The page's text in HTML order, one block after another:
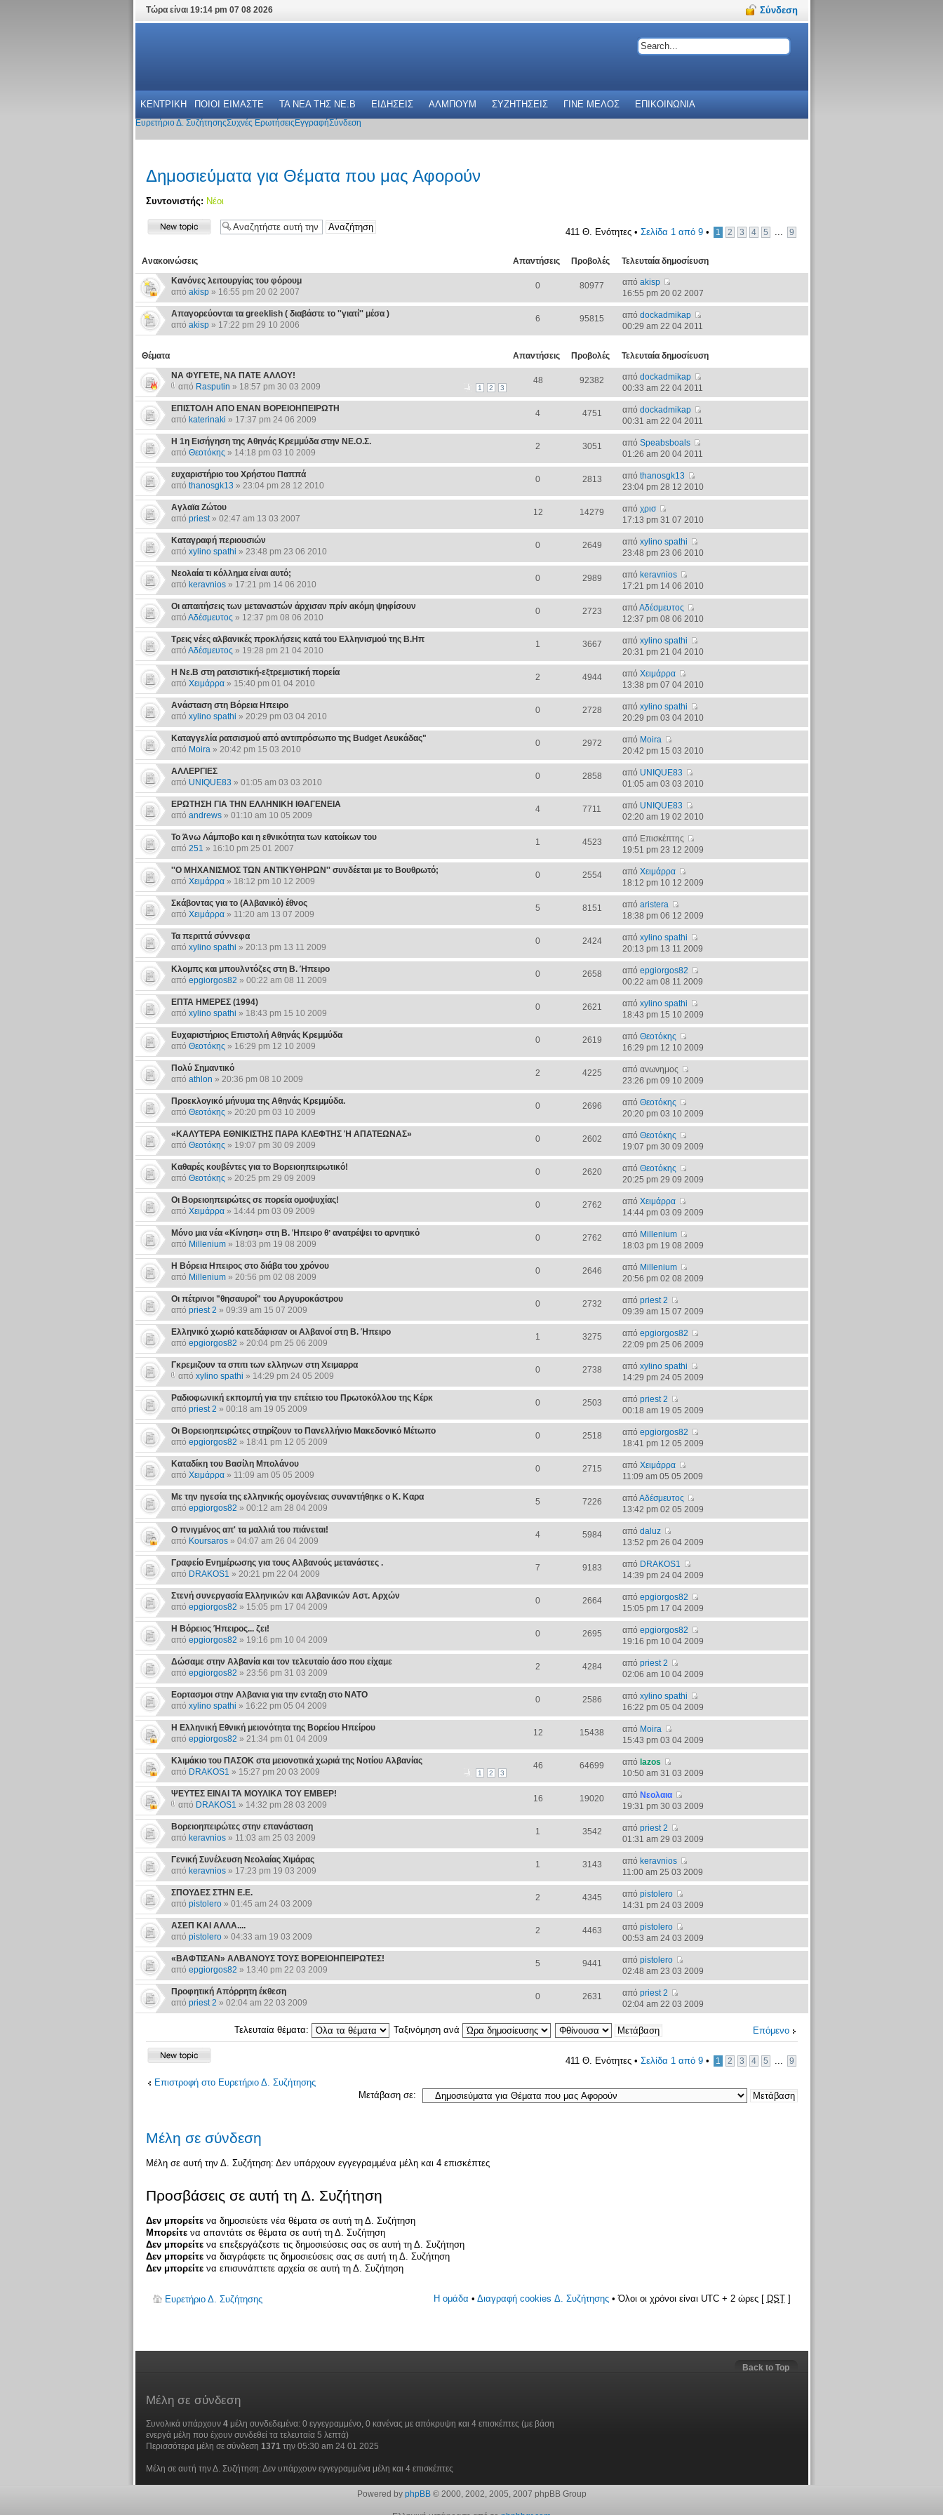
Τώρα είναι 19:14 pm 07 08 2026 Σύνδεση
ΚΕΝΤΡΙΚΗ ΠΟΙΟΙ ΕΙΜΑΣΤΕ ΤΑ ΝΕΑ THΣ NE.B ΕΙΔΗΣΕΙΣ ΑΛΜΠΟΥΜ ΣΥΖΗΤΗΣΕΙΣ ΓΙΝΕ ΜΕΛΟΣ ΕΠΙΚΟΙΝΩΝΙΑ
Ευρετήριο Δ. ΣυζήτησηςΣυχνές Ερωτήσεις ΕγγραφήΣύνδεση
Δημοσιεύματα για Θέματα που μας Αφορούν
Συντονιστής: Νέοι
411 Θ. Ενότητες • Σελίδα 1από 9• 1 2 3 4 5 ... 9
Ανακοινώσεις Απαντήσεις Προβολές
Τελευταία δημοσίευση
Κανόνες λειτουργίας του φόρουμ
από akisp» 16:55 pm 20 02 2007
0 80977 απόakisp
16:55 pm 20 02 2007
Απαγορεύονται τα greeklish ( διαβάστε το ''γιατί'' μέσα )
από akisp» 17:22 pm 29 10 2006
6 95815 απόdockadmikap
00:29 am 22 04 2011
Θέματα Απαντήσεις Προβολές
Τελευταία δημοσίευση
ΝΑ ΦΥΓΕΤΕ, ΝΑ ΠΑΤΕ ΑΛΛΟΥ!
1 2 3
από Rasputin » 18:57 pm 30 03 2009
48 92382 απόdockadmikap
00:33 am 22 04 2011
ΕΠΙΣΤΟΛΗ ΑΠΟ ΕΝΑΝ ΒΟΡΕΙΟΗΠΕΙΡΩΤΗ
από katerinaki » 17:37 pm 24 06 2009
4 4751 απόdockadmikap
00:31 am 22 04 2011
Η 1η Εισήγηση της Αθηνάς Κρεμμύδα στην ΝΕ.Ο.Σ.
από Θεοτόκης » 14:18 pm 03 10 2009
2 3051 απόSpeabsboals
01:26 am 20 04 2011
ευχαριστήριο του Χρήστου Παππά
από thanosgk13 » 23:04 pm 28 12 2010
0 2813 απόthanosgk13
23:04 pm 28 12 2010
Αγλαϊα Ζώτου
από priest» 02:47 am 13 03 2007
12 14279 απόχρισ
17:13 pm 31 07 2010
Καταγραφή περιουσιών
από xylino spathi » 23:48 pm 23 06 2010
0 2649 απόxylino spathi
23:48 pm 23 06 2010
Νεολαία τι κόλλημα είναι αυτό;
από keravnios» 17:21 pm 14 06 2010
0 2989 από keravnios
17:21 pm 14 06 2010
Οι απαιτήσεις των μεταναστών άρχισαν πρίν ακόμη ψηφίσουν
από Αδέσμευτος » 12:37 pm 08 06 2010
0 2723 απόΑδέσμευτος
12:37 pm 08 06 2010
Τρεις νέες αλβανικές προκλήσεις κατά του Ελληνισμού της Β.Ηπ
από Αδέσμευτος » 19:28 pm 21 04 2010
1 3667 απόxylino spathi
20:31 pm 21 04 2010
Η Νε.Β στη ρατσιστική-εξτρεμιστική πορεία
από Χειμάρρα» 15:40 pm 01 04 2010
2 4944 απόΧειμάρρα
13:38 pm 07 04 2010
Ανάσταση στη Βόρεια Ηπειρο
από xylino spathi » 20:29 pm 03 04 2010
0 2728 απόxylino spathi
20:29 pm 03 04 2010
Καταγγελία ρατσισμού από αντιπρόσωπο της Budget Λευκάδας"
από Moira» 20:42 pm 15 03 2010
0 2972 από Moira
20:42 pm 15 03 2010
ΑΛΛΕΡΓΙΕΣ
από UNIQUE83 » 01:05 am 03 03 2010
0 2858 από UNIQUE83
01:05 am 03 03 2010
ΕΡΩΤΗΣΗ ΓΙΑ ΤΗΝ ΕΛΛΗΝΙΚΗ ΙΘΑΓΕΝΕΙΑ
από andrews» 01:10 am 10 05 2009
4 7711 από UNIQUE83
02:20 am 19 02 2010
Το Άνω Λάμποβο και η εθνικότητα των κατοίκων του
από 251 » 16:10 pm 25 01 2007
1 4523
από Επισκέπτης
19:51 pm 23 12 2009
''Ο ΜΗΧΑΝΙΣΜΟΣ ΤΩΝ ΑΝΤΙΚΥΘΗΡΩΝ'' συνδέεται με το Βουθρωτό;
από Χειμάρρα» 18:12 pm 10 12 2009
0 2554 απόΧειμάρρα
18:12 pm 10 12 2009
Σκάβοντας για το (Αλβανικό) έθνος
από Χειμάρρα» 11:20 am 13 07 2009
5 8151 απόaristera
18:38 pm 06 12 2009
Τα περιττά σύννεφα
από xylino spathi » 20:13 pm 13 11 2009
0 2424 απόxylino spathi
20:13 pm 13 11 2009
Κλομπς και μπουλντόζες στη Β. Ήπειρο
από epgiorgos82 » 00:22 am 08 11 2009
0 2658 απόepgiorgos82
00:22 am 08 11 2009
ΕΠΤΑ ΗΜΕΡΕΣ (1994)
από xylino spathi » 18:43 pm 15 10 2009
0 2621 απόxylino spathi
18:43 pm 15 10 2009
Ευχαριστήριος Επιστολή Αθηνάς Κρεμμύδα
από Θεοτόκης » 16:29 pm 12 10 2009
0 2619 απόΘεοτόκης
16:29 pm 12 10 2009
Πολύ Σημαντικό
από athlon » 20:36 pm 08 10 2009
2 4225
από ανωνημος
23:26 pm 09 10 2009
Προεκλογικό μήνυμα της Αθηνάς Κρεμμύδα.
από Θεοτόκης » 20:20 pm 03 10 2009
0 2696 απόΘεοτόκης
20:20 pm 03 10 2009
«ΚΑΛΥΤΕΡΑ ΕΘΝΙΚΙΣΤΗΣ ΠΑΡΑ ΚΛΕΦΤΗΣ Ή ΑΠΑΤΕΩΝΑΣ»
από Θεοτόκης » 19:07 pm 30 09 2009
0 2602 απόΘεοτόκης
19:07 pm 30 09 2009
Καθαρές κουβέντες για το Βορειοηπειρωτικό!
από Θεοτόκης » 20:25 pm 29 09 2009
0 2620 απόΘεοτόκης
20:25 pm 29 09 2009
Οι Βορειοηπειρώτες σε πορεία ομοψυχίας!
από Χειμάρρα» 14:44 pm 03 09 2009
0 2762 απόΧειμάρρα
14:44 pm 03 09 2009
Μόνο μια νέα «Κίνηση» στη Β. Ήπειρο θʼ ανατρέψει το αρνητικό
από Millenium» 18:03 pm 19 08 2009
0 2762 από Millenium
18:03 pm 19 08 2009
Η Βόρεια Ηπειρος στο διάβα του χρόνου
από Millenium» 20:56 pm 02 08 2009
0 2646 από Millenium
20:56 pm 02 08 2009
Οι πέτρινοι "θησαυροί" του Αργυροκάστρου
από priest 2 » 09:39 am 15 07 2009
0 2732 απόpriest 2
09:39 am 15 07 2009
Ελληνικό χωριό κατεδάφισαν οι Αλβανοί στη Β. Ήπειρο
από epgiorgos82 » 20:04 pm 25 06 2009
1 3275 απόepgiorgos82
22:09 pm 25 06 2009
Γκρεμιζουν τα σπιτι των ελληνων στη Χειμαρρα
από xylino spathi » 14:29 pm 24 05 2009
0 2738 απόxylino spathi
14:29 pm 24 05 2009
Ραδιοφωνική εκπομπή για την επέτειο του Πρωτοκόλλου της Κέρκ
από priest 2 » 00:18 am 19 05 2009
0 2503 απόpriest 2
00:18 am 19 05 2009
Οι Βορειοηπειρώτες στηρίζουν το Πανελλήνιο Μακεδονικό Μέτωπο
από epgiorgos82 » 18:41 pm 12 05 2009
0 2518 απόepgiorgos82
18:41 pm 12 05 2009
Καταδίκη του Βασίλη Μπολάνου
από Χειμάρρα» 11:09 am 05 05 2009
0 2715 απόΧειμάρρα
11:09 am 05 05 2009
Με την ηγεσία της ελληνικής ομογένειας συναντήθηκε ο Κ. Καρα
από epgiorgos82 » 00:12 am 28 04 2009
5 7226 απόΑδέσμευτος
13:42 pm 02 05 2009
Ο πνιγμένος απ' τα μαλλιά του πιάνεται!
από Koursaros» 04:07 am 26 04 2009
4 5984 απόdaluz
13:52 pm 26 04 2009
Γραφείο Ενημέρωσης για τους Αλβανούς μετανάστες .
από DRAKOS1 » 20:21 pm 22 04 2009
7 9183 από DRAKOS1
14:39 pm 24 04 2009
Στενή συνεργασία Ελληνικών και Αλβανικών Αστ. Αρχών
από epgiorgos82 » 15:05 pm 17 04 2009
0 2664 απόepgiorgos82
15:05 pm 17 04 2009
Η Βόρειος Ήπειρος... ζει!
από epgiorgos82 » 19:16 pm 10 04 2009
0 2695 απόepgiorgos82
19:16 pm 10 04 2009
Δώσαμε στην Αλβανία και τον τελευταίο άσο που είχαμε
από epgiorgos82 » 23:56 pm 31 03 2009
2 4284 απόpriest 2
02:06 am 10 04 2009
Εορτασμοι στην Αλβανια για την ενταξη στο ΝΑΤΟ
από xylino spathi » 16:22 pm 05 04 2009
0 2586 απόxylino spathi
16:22 pm 05 04 2009
Η Ελληνική Εθνική μειονότητα της Βορείου Ηπείρου
από epgiorgos82 » 21:34 pm 01 04 2009
12 15438 από Moira
15:43 pm 03 04 2009
Κλιμάκιο του ΠΑΣΟΚ στα μειονοτικά χωριά της Νοτίου Αλβανίας
1 2 3
από DRAKOS1 » 15:27 pm 20 03 2009
46 64699 από lazos
10:50 am 31 03 2009
ΨΕΥΤΕΣ ΕΙΝΑΙ ΤΑ ΜΟΥΛΙΚΑ ΤΟΥ ΕΜΒΕΡ!
από DRAKOS1 » 14:32 pm 28 03 2009
16 19020 από Νεολαια
19:31 pm 30 03 2009
Βορειοηπειρώτες στην επανάσταση
από keravnios» 11:03 am 25 03 2009
1 3542 απόpriest 2
01:31 am 29 03 2009
Γενική Συνέλευση Νεολαίας Χιμάρας
από keravnios» 17:23 pm 19 03 2009
1 3143 από keravnios
11:00 am 25 03 2009
ΣΠΟΥΔΕΣ ΣΤΗΝ Ε.Ε.
από pistolero» 01:45 am 24 03 2009
2 4345 απόpistolero
14:31 pm 24 03 2009
ΑΣΕΠ ΚΑΙ ΑΛΛΑ....
από pistolero» 04:33 am 19 03 2009
2 4463 απόpistolero
00:53 am 24 03 2009
«ΒΑΦΤΙΣΑΝ» ΑΛΒΑΝΟΥΣ ΤΟΥΣ ΒΟΡΕΙΟΗΠΕΙΡΩΤΕΣ!
από epgiorgos82 » 13:40 pm 22 03 2009
5 9441 απόpistolero
02:48 am 23 03 2009
Προφητική Απόρρητη έκθεση
από priest 2 » 02:04 am 22 03 2009
0 2631 απόpriest 2
02:04 am 22 03 2009
Επόμενο
Τελευταία θέματα: Ταξινόμηση ανά
411 Θ. Ενότητες • Σελίδα 1από 9• 1 2 3 4 5 ... 9
Επιστροφή στο Ευρετήριο Δ. Συζήτησης
Μετάβαση σε:
Μέλη σε σύνδεση
Μέλη σε αυτή την Δ. Συζήτηση: Δεν υπάρχουν εγγεγραμμένα μέλη και 4 επισκέπτες
Προσβάσεις σε αυτή τη Δ. Συζήτηση
Δεν μπορείτενα δημοσιεύετε νέα θέματα σε αυτή τη Δ. Συζήτηση
Μπορείτενα απαντάτε σε θέματα σε αυτή τη Δ. Συζήτηση
Δεν μπορείτενα επεξεργάζεστε τις δημοσιεύσεις σας σε αυτή τη Δ. Συζήτηση
Δεν μπορείτενα διαγράφετε τις δημοσιεύσεις σας σε αυτή τη Δ. Συζήτηση
Δεν μπορείτενα επισυνάπτετε αρχεία σε αυτή τη Δ. Συζήτηση
Ευρετήριο Δ. Συζήτησης Η ομάδα • Διαγραφή cookies Δ. Συζήτησης• Όλοι οι χρόνοι είναι UTC + 2 ώρες [ DST]
Back to Top
Μέλησε σύνδεση
Συνολικά υπάρχουν 4μέλη συνδεδεμένα: 0 εγγεγραμμένο, 0 κανένας με απόκρυψη και 4 επισκέπτες (με βάση
ενεργά μέλη που έχουν συνδεθεί τα τελευταία 5 λεπτά)
Περισσότερα μέλη σε σύνδεση 1371την 05:30 am 24 01 2025
Μέλη σε αυτή την Δ. Συζήτηση: Δεν υπάρχουν εγγεγραμμένα μέλη και 4 επισκέπτες
Powered by phpBB© 2000, 2002, 2005, 2007 phpBB Group